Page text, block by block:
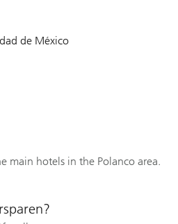
de México
main hotels in the Polanco area.